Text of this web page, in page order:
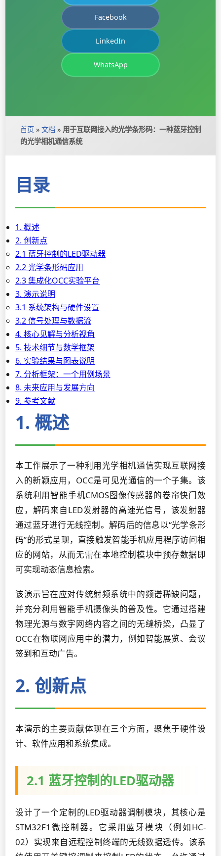
Facebook
LinkedIn
WhatsApp
首页 » 文档 » 用于互联网接入的光学条形码：一种蓝牙控制
的光学相机通信系统
目录
1. 概述
2. 创新点
2.1 蓝牙控制的LED驱动器
2.2 光学条形码应用
2.3 集成化OCC实验平台
3. 演示说明
3.1 系统架构与硬件设置
3.2 信号处理与数据流
4. 核心见解与分析视角
5. 技术细节与数学框架
6. 实验结果与图表说明
7. 分析框架：一个用例场景
8. 未来应用与发展方向
9. 参考文献
1. 概述
本工作展示了一种利用光学相机通信实现互联网接
入的新颖应用，OCC是可见光通信的一个子集。该
系统利用智能手机CMOS图像传感器的卷帘快门效
应，解码来自LED发射器的高速光信号，该发射器
通过蓝牙进行无线控制。解码后的信息以“光学条形
码”的形式呈现，直接触发智能手机应用程序访问相
应的网站，从而无需在本地控制模块中预存数据即
可实现动态信息检索。
该演示旨在应对传统射频系统中的频谱稀缺问题，
并充分利用智能手机摄像头的普及性。它通过搭建
物理光源与数字网络内容之间的无缝桥梁，凸显了
OCC在物联网应用中的潜力，例如智能展览、会议
签到和互动广告。
2. 创新点
本演示的主要贡献体现在三个方面，聚焦于硬件设
计、软件应用和系统集成。
2.1 蓝牙控制的LED驱动器
设计了一个定制的LED驱动器调制模块，其核心是
STM32F1微控制器。它采用蓝牙模块（例如HC-
02）实现来自远程控制终端的无线数据透传。该系